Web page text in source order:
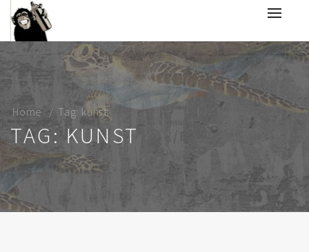
Home Tag: kunst
TAG: KUNST